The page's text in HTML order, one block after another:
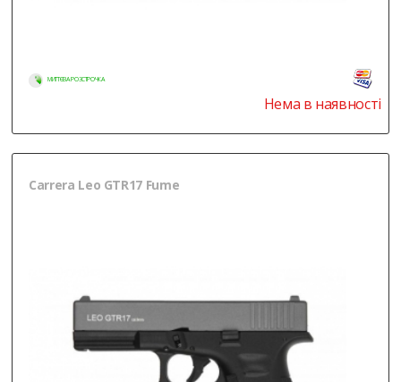
МИТТЄВА РОЗСТРОЧКА
Нема в наявності
Carrera Leo GTR17 Fume